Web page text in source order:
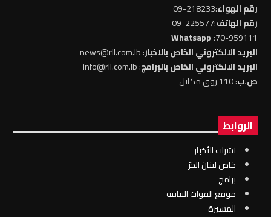
رقم الهواء:218233-09
رقم الهاتف:225577-09
70-959111
: Whatsapp
البريد الالكتروني الخاص بالاخبار: news@rll.com.lb
البريد الالكتروني الخاص بالبرامج: info@rll.com.lb
ص.ب: 110 زوق مكايل
الروابط
نشرات الأخبار
خاص لبنان الحرّ
برامج
موقع القوات البنانية
المسيرة